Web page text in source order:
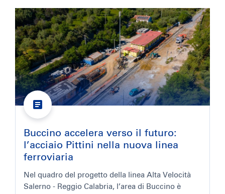
Buccino accelera verso il futuro:
l’acciaio Pittini nella nuova linea
ferroviaria
Nel quadro del progetto della linea Alta Velocità
Salerno - Reggio Calabria, l’area di Buccino è